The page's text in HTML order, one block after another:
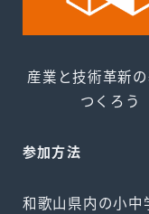
産業と技術革新
つくろう
参加方法
和歌山県内の小中